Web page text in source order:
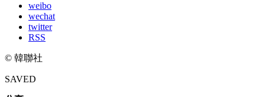
weibo
wechat
twitter
RSS
© 韓聯社
SAVED